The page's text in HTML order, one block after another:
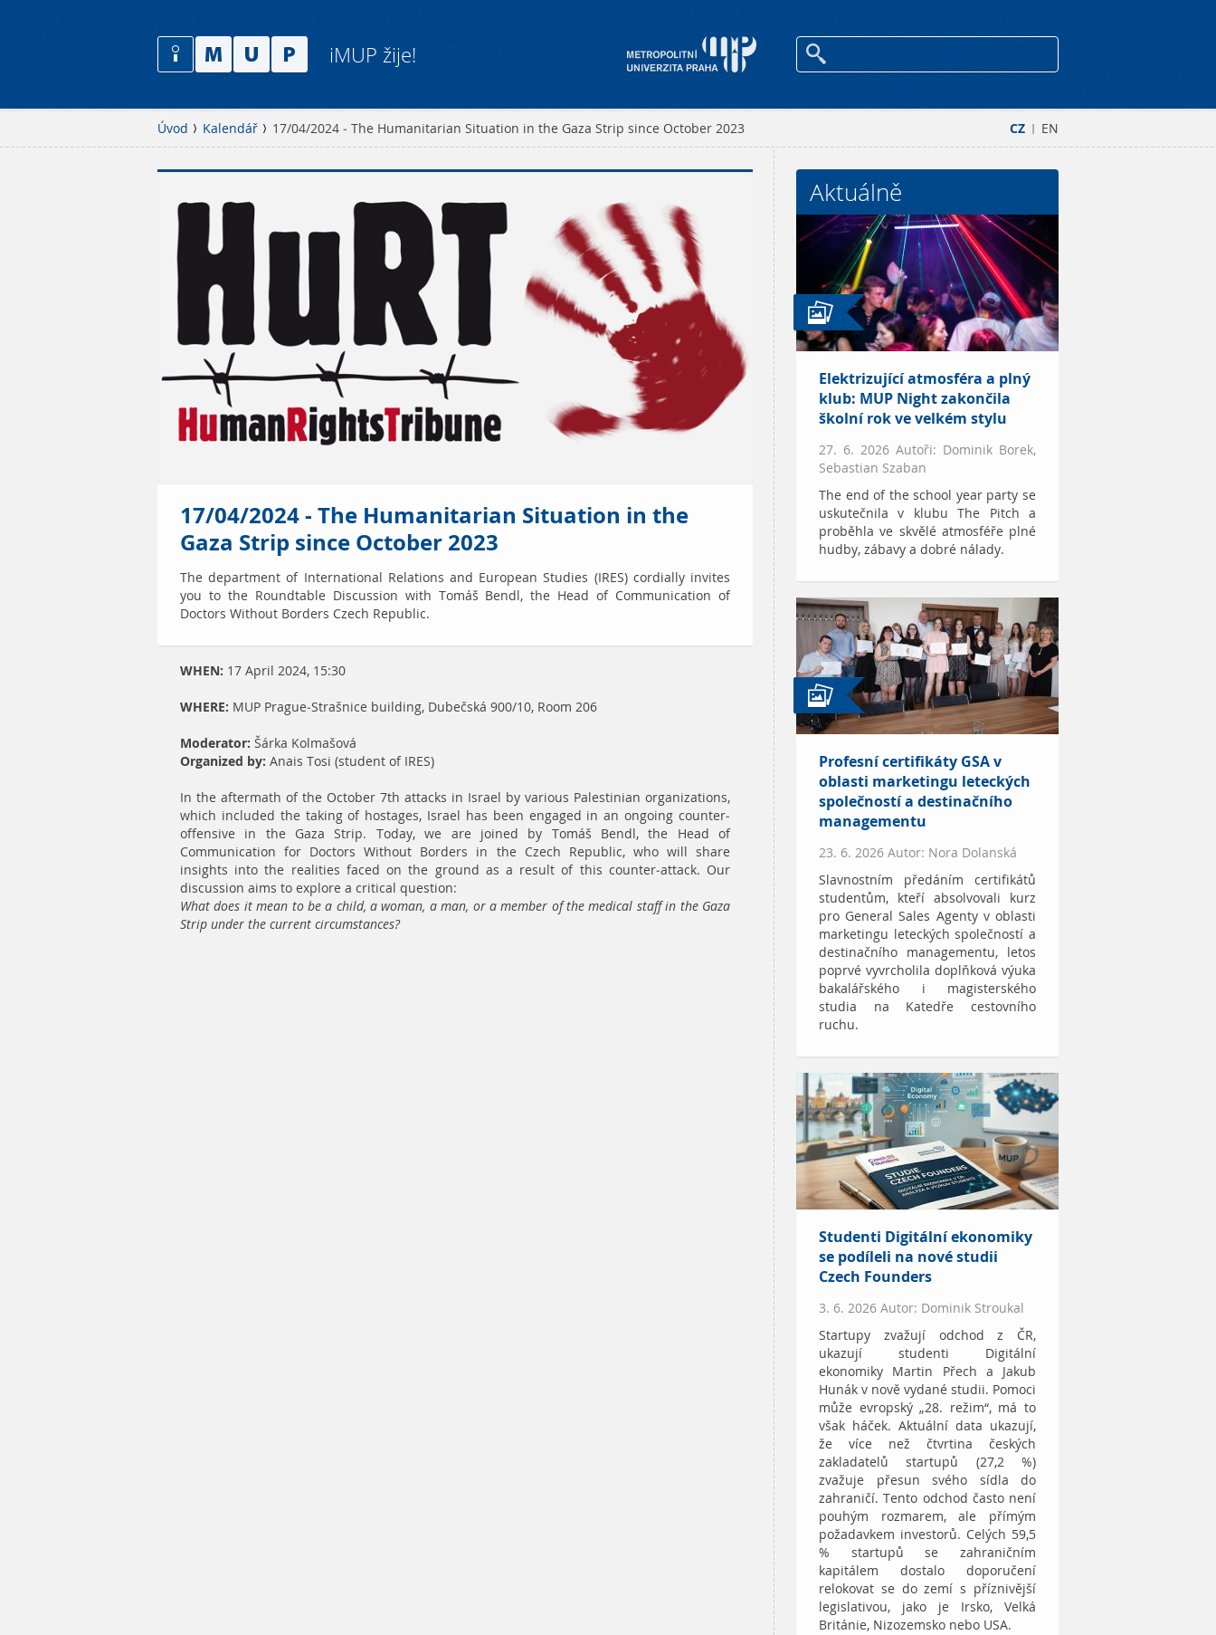
iMUP žije!
CZ | EN
Úvod Kalendář 17/04/2024 - The Humanitarian Situation in the Gaza Strip since October 2023
17/04/2024 - The Humanitarian Situation in the
Gaza Strip since October 2023
The department of International Relations and European Studies (IRES) cordially invites
you to the Roundtable Discussion with Tomáš Bendl, the Head of Communication of
Doctors Without Borders Czech Republic.
WHEN: 17 April 2024, 15:30
WHERE: MUP Prague-Strašnice building, Dubečská 900/10, Room 206
Moderator: Šárka Kolmašová
Organized by: Anais Tosi (student of IRES)
In the aftermath of the October 7th attacks in Israel by various Palestinian organizations,
which included the taking of hostages, Israel has been engaged in an ongoing counter-
offensive in the Gaza Strip. Today, we are joined by Tomáš Bendl, the Head of
Communication for Doctors Without Borders in the Czech Republic, who will share
insights into the realities faced on the ground as a result of this counter-attack. Our
discussion aims to explore a critical question:
What does it mean to be a child, a woman, a man, or a member of the medical staff in the Gaza
Strip under the current circumstances?
Aktuálně
Elektrizující atmosféra a plný
klub: MUP Night zakončila
školní rok ve velkém stylu
27. 6. 2026 Autoři: Dominik Borek,
Sebastian Szaban
The end of the school year party se
uskutečnila v klubu The Pitch a
proběhla ve skvělé atmosféře plné
hudby, zábavy a dobré nálady.
Profesní certifikáty GSA v
oblasti marketingu leteckých
společností a destinačního
managementu
23. 6. 2026 Autor: Nora Dolanská
Slavnostním předáním certifikátů
studentům, kteří absolvovali kurz
pro General Sales Agenty v oblasti
marketingu leteckých společností a
destinačního managementu, letos
poprvé vyvrcholila doplňková výuka
bakalářského i magisterského
studia na Katedře cestovního
ruchu.
Studenti Digitální ekonomiky
se podíleli na nové studii
Czech Founders
3. 6. 2026 Autor: Dominik Stroukal
Startupy zvažují odchod z ČR,
ukazují studenti Digitální
ekonomiky Martin Přech a Jakub
Hunák v nově vydané studii. Pomoci
může evropský „28. režim“, má to
však háček. Aktuální data ukazují,
že více než čtvrtina českých
zakladatelů startupů (27,2 %)
zvažuje přesun svého sídla do
zahraničí. Tento odchod často není
pouhým rozmarem, ale přímým
požadavkem investorů. Celých 59,5
% startupů se zahraničním
kapitálem dostalo doporučení
relokovat se do zemí s příznivější
legislativou, jako je Irsko, Velká
Británie, Nizozemsko nebo USA.